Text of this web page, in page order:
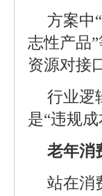
方案中
志性产品
资源对接
行业逻
是“违规
老年消
站在消